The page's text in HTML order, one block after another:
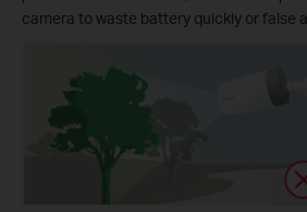
camera to waste battery quickly or false